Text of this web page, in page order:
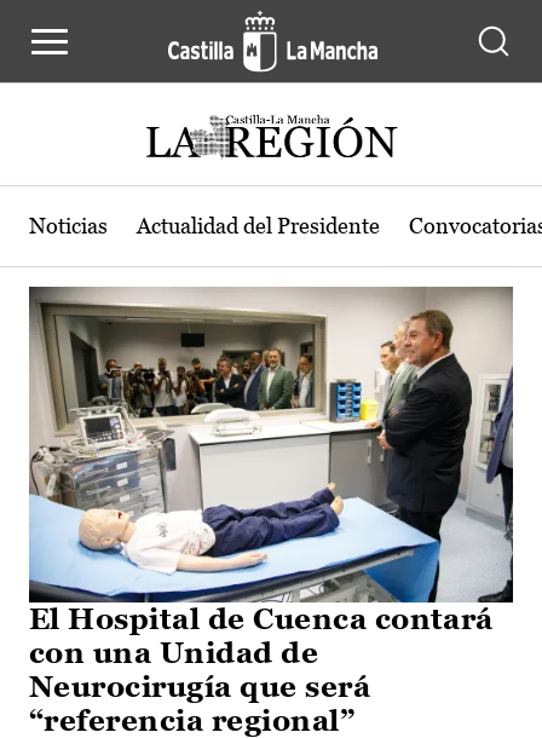
Actualidad de la región de Castilla-
Noticias Actualidad del Presidente
El Hospital de Cuenca contará
con una Unidad de
Neurocirugía que será
“referencia regional”